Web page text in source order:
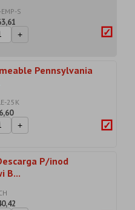
S
+
Pennsylvania
25K
6,60
+
P/inod
B...